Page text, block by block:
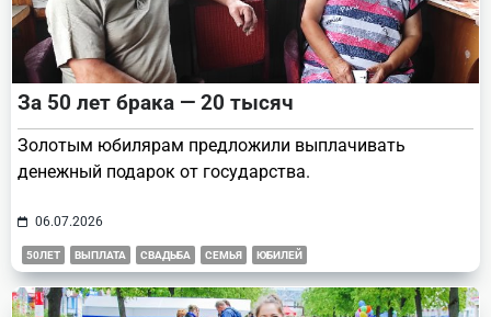
За 50 лет брака — 20 тысяч
Золотым юбилярам предложили выплачивать
денежный подарок от государства.
06.07.2026
50ЛЕТ ВЫПЛАТА СВАДЬБА СЕМЬЯ ЮБИЛЕЙ